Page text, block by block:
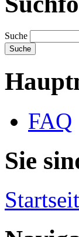
Suche
FAQ
Sie